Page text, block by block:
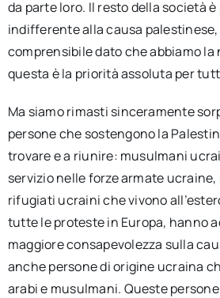
da parte loro. Il resto della società
indifferente alla causa palestinese,
comprensibile dato che abbiamo la
questa è la priorità assoluta per
Ma siamo rimasti sinceramente
persone che sostengono la
trovare e a riunire: musulmani
servizio nelle forze armate
rifugiati ucraini che vivono
tutte le proteste in Europa, hanno
maggiore consapevolezza sulla
anche persone di origine ucraina
arabi e musulmani. Queste